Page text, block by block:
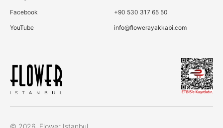
Facebook
YouTube
+90 530 317 65 50
info@flowerayakkabi.com